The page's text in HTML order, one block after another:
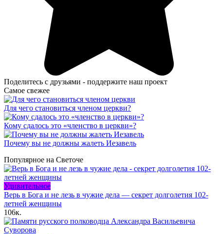
Поделитесь с друзьями - поддержите наш проект
Самое свежее
Для чего становиться членом церкви?
Кому сдалось это «членство в церкви»?
Почему вы не должны жалеть Иезавель
Популярное на Светоче
Удивительное
Верь в Бога и не лезь в чужие дела — секрет долголетия 102-
летней женщины
106к.